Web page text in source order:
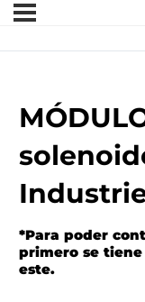
*Para poder
primero se
este.